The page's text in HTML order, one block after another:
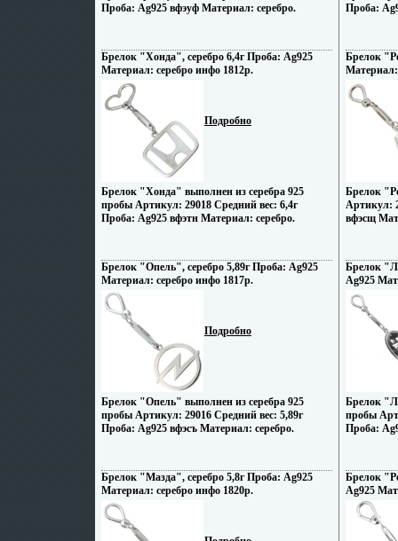
Проба: Ag925 вфэуф Материал: серебро.
Брелок "Хонда", серебро 6,4г Проба: Ag925
Материал: серебро инфо 1812p.
Подробно
Брелок "Хонда" выполнен из серебра 925
пробы Артикул: 29018 Средний вес: 6,4г
Проба: Ag925 вфэтн Материал: серебро.
Брелок "Опель", серебро 5,89г Проба: Ag925
Материал: серебро инфо 1817p.
Подробно
Брелок "Опель" выполнен из серебра 925
пробы Артикул: 29016 Средний вес: 5,89г
Проба: Ag925 вфэсъ Материал: серебро.
Брелок "Мазда", серебро 5,8г Проба: Ag925
Материал: серебро инфо 1820p.
Проба:
Брелок
Материал:
Брелок
Артикул:
вфэсщ
Брелок
Ag925
Брелок
пробы
Проба:
Брелок
Ag925